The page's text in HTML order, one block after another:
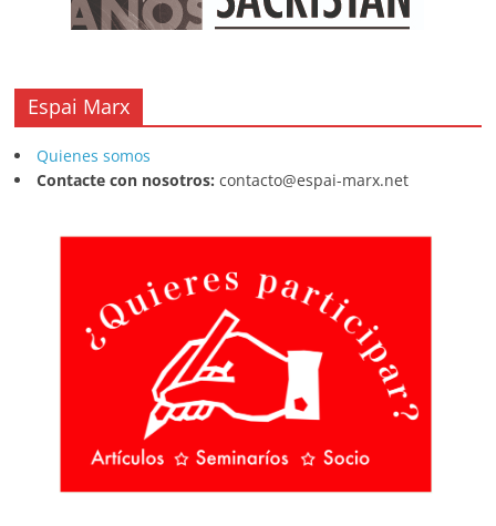
Espai Marx
Quienes somos
Contacte con nosotros: contacto@espai-marx.net